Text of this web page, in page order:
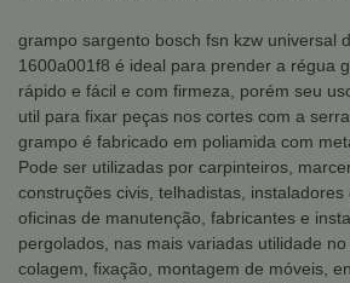
grampo sargento bosch fsn kzw universal
1600a001f8 é ideal para prender a régua
rápido e fácil e com firmeza, porém seu
util para fixar peças nos cortes com a
grampo é fabricado em poliamida com
Pode ser utilizadas por carpinteiros,
construções civis, telhadistas, instaladores
oficinas de manutenção, fabricantes e
pergolados, nas mais variadas utilidade
colagem, fixação, montagem de móveis,